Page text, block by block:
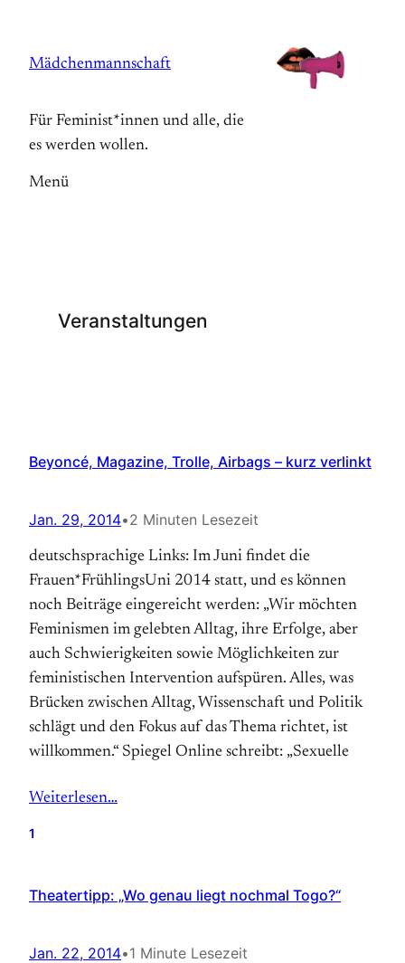
springen
Mädchenmannschaft
Für Feminist*innen und alle, die
es werden wollen.
Menü
Veranstaltungen
Beyoncé, Magazine, Trolle, Airbags – kurz verlinkt
Jan. 29, 2014•2 Minuten Lesezeit
deutschsprachige Links: Im Juni findet die
Frauen*FrühlingsUni 2014 statt, und es können
noch Beiträge eingereicht werden: „Wir möchten
Feminismen im gelebten Alltag, ihre Erfolge, aber
auch Schwierigkeiten sowie Möglichkeiten zur
feministischen Intervention aufspüren. Alles, was
Brücken zwischen Alltag, Wissenschaft und Politik
schlägt und den Fokus auf das Thema richtet, ist
willkommen.“ Spiegel Online schreibt: „Sexuelle
Weiterlesen…
1
Theatertipp: „Wo genau liegt nochmal Togo?“
Jan. 22, 2014•1 Minute Lesezeit